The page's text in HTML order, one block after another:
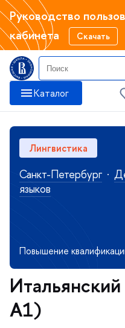
Руководство
кабинета
Скачать
Катало
Лингвистика
Санкт-Петербур ·
языко
А1)